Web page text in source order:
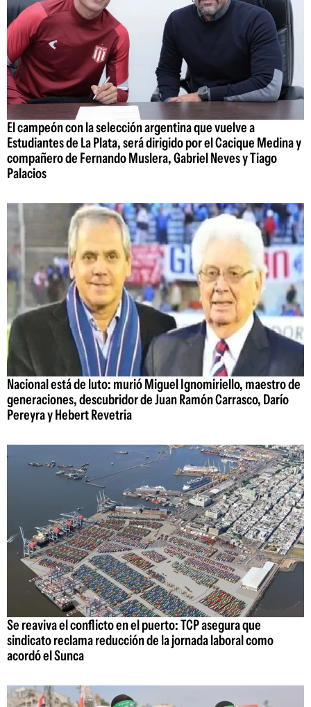
El campeón con la selección argentina que vuelve a
Estudiantes de La Plata, será dirigido por el Cacique Medina y
compañero de Fernando Muslera, Gabriel Neves y Tiago
Palacios
Nacional está de luto: murió Miguel Ignomiriello, maestro de
generaciones, descubridor de Juan Ramón Carrasco, Darío
Pereyra y Hebert Revetria
Se reaviva el conflicto en el puerto: TCP asegura que
sindicato reclama reducción de la jornada laboral como
acordó el Sunca